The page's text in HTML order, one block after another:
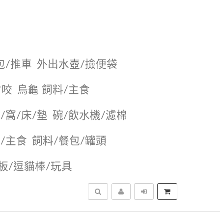
/推車 外出水壺/撿便袋
烏龜 飼料/主食
窩/床/墊 碗/飲水機/濾棉
主食 飼料/餐包/罐頭
/逗貓棒/玩具
搜尋